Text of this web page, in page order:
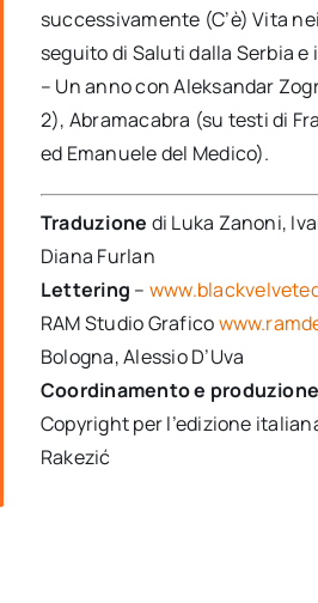
successivamente (C’è) Vita
seguito di Saluti dalla Serbia e
– Un anno con Aleksandar
2), Abramacabra (su testi di
ed Emanuele del Medico).
Traduzione di Luka Zanoni,
Diana Furlan
Lettering –
RAM Studio Grafico
Bologna, Alessio D’Uva
Coordinamento e produzione
Copyright per l’edizione
Rakezić